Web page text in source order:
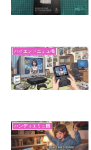
ハイエンドエミュ機
ハンディエミュ機